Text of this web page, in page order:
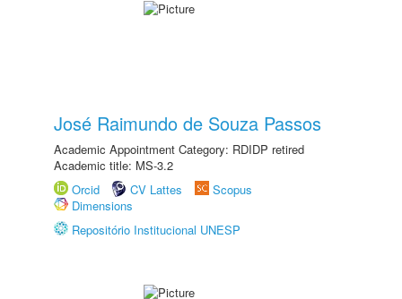
José Raimundo de Souza Passos
Academic Appointment Category: RDIDP retired
Academic title: MS-3.2
Orcid
CV Lattes
Scopus
Dimensions
Repositório Institucional UNESP